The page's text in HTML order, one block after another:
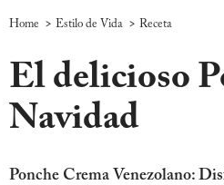
Home > Estilo de Vida > Receta
El delicioso
Navidad
Ponche Crema Venezolano: